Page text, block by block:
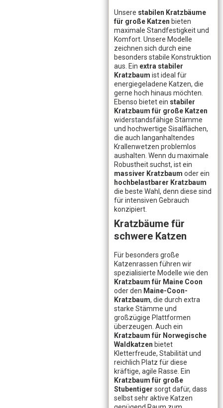
Unsere stabilen Kratzbäume
für große Katzen bieten
maximale Standfestigkeit und
Komfort. Unsere Modelle
zeichnen sich durch eine
besonders stabile Konstruktion
aus. Ein extra stabiler
Kratzbaum ist ideal für
energiegeladene Katzen, die
gerne hoch hinaus möchten.
Ebenso bietet ein stabiler
Kratzbaum für große Katzen
widerstandsfähige Stämme
und hochwertige Sisalflächen,
die auch langanhaltendes
Krallenwetzen problemlos
aushalten. Wenn du maximale
Robustheit suchst, ist ein
massiver Kratzbaum oder ein
hochbelastbarer Kratzbaum
die beste Wahl, denn diese sind
für intensiven Gebrauch
konzipiert.
Kratzbäume für
schwere Katzen
Für besonders große
Katzenrassen führen wir
spezialisierte Modelle wie den
Kratzbaum für Maine Coon
oder den Maine-Coon-
Kratzbaum, die durch extra
starke Stämme und
großzügige Plattformen
überzeugen. Auch ein
Kratzbaum für Norwegische
Waldkatzen bietet
Kletterfreude, Stabilität und
reichlich Platz für diese
kräftige, agile Rasse. Ein
Kratzbaum für große
Stubentiger sorgt dafür, dass
selbst sehr aktive Katzen